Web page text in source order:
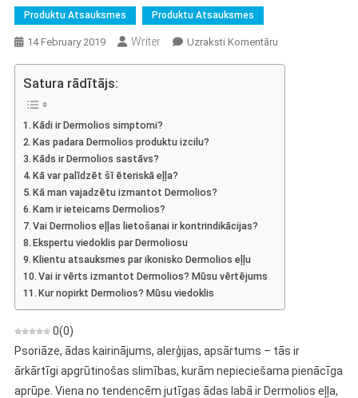
Produktu Atsauksmes Produktu Atsauksmes
14 February 2019 Writer Uzraksti KomentāruOn
Satura rādītājs:
Kādi ir Dermolios simptomi?
Kas padara Dermolios produktu izcilu?
Kāds ir Dermolios sastāvs?
Kā var palīdzēt šī ēteriskā eļļa?
Kā man vajadzētu izmantot Dermolios?
Kam ir ieteicams Dermolios?
Vai Dermolios eļļas lietošanai ir kontrindikācijas?
Ekspertu viedoklis par Dermoliosu
Klientu atsauksmes par ikonisko Dermolios eļļu
Vai ir vērts izmantot Dermolios? Mūsu vērtējums
Kur nopirkt Dermolios? Mūsu viedoklis
0(0)
Psoriāze, ādas kairinājums, alerģijas, apsārtums – tās ir
ārkārtīgi apgrūtinošas slimības, kurām nepieciešama pienācīga
aprūpe. Viena no tendencēm jutīgas ādas labā ir Dermolios eļļa,